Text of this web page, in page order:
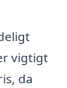
vigtigt
da